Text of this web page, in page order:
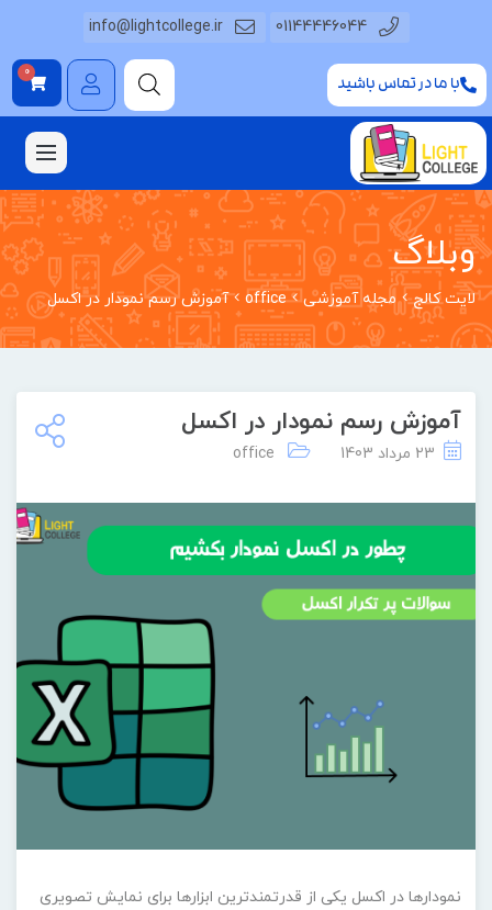
01144446044
info@lightcollege.ir
با ما در تماس باشید
0
وبلاگ
لایت کالج مجله آموزشی office آموزش رسم نمودار در اکسل
آموزش رسم نمودار در اکسل
23 مرداد 1403 office
نمودارها در اکسل یکی از قدرتمندترین ابزارها برای نمایش تصویری